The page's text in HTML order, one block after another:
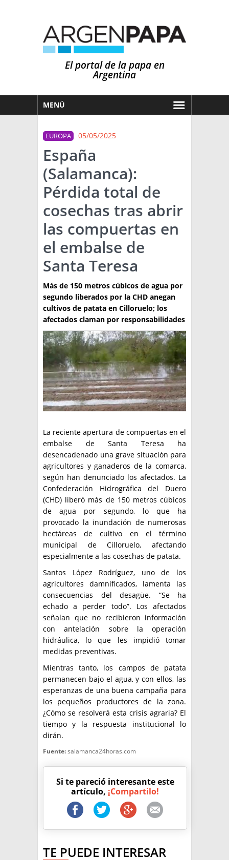
El portal de la papa en
Argentina
MENÚ
MERCADOS
NOTICIAS
EN ESPAÑOL
OTROS IDIOMAS
CLIMA
PRONÓSTICO
LLUVIAS
ARGENTINA
EL MUNDO
TÉCNICA
PRODUCCION
CLASIFICADOS
INTERES GENERAL
LA PAPA
RESOLUCIONES Y NORMATIVAS
ENLACES
PUBLICIDAD
QUIENES SOMOS
CONTACTO
BUSCAR NOTICIAS
BUSCAR
EUROPA 05/05/2025
España
(Salamanca):
Pérdida total de
cosechas tras abrir
las compuertas en
el embalse de
Santa Teresa
Más de 150 metros cúbicos de agua por
segundo liberados por la CHD anegan
cultivos de patata en Cilloruelo; los
afectados claman por responsabilidades
La reciente apertura de compuertas en el
embalse de Santa Teresa ha
desencadenado una grave situación para
agricultores y ganaderos de la comarca,
según han denunciado los afectados. La
Confederación Hidrográfica del Duero
(CHD) liberó más de 150 metros cúbicos
de agua por segundo, lo que ha
provocado la inundación de numerosas
hectáreas de cultivo en el término
municipal de Cilloruelo, afectando
especialmente a las cosechas de patata.
Santos López Rodríguez, uno de los
agricultores damnificados, lamenta las
consecuencias del desagüe. “Se ha
echado a perder todo”. Los afectados
señalan que no recibieron información
con antelación sobre la operación
hidráulica, lo que les impidió tomar
medidas preventivas.
Mientras tanto, los campos de patata
permanecen bajo el agua, y con ellos, las
esperanzas de una buena campaña para
los pequeños productores de la zona.
¿Cómo se resolverá esta crisis agraria? El
tiempo y la respuesta institucional lo
dirán.
Fuente:salamanca24horas.com
Si te pareció interesante este
artículo, ¡Compartilo!
TE PUEDE INTERESAR